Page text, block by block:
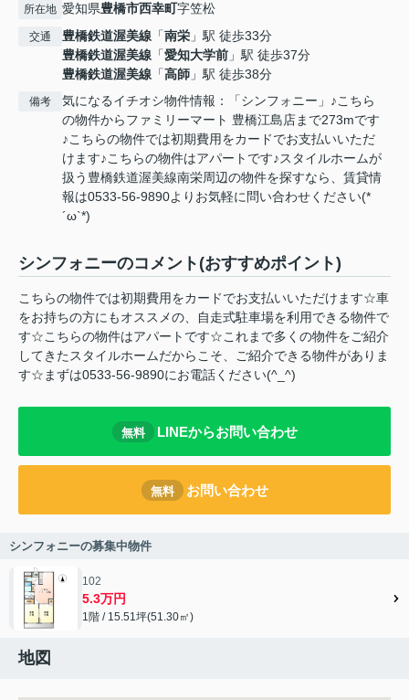
所在地 愛知県豊橋市西幸町字笠松
交通 豊橋鉄道渥美線 「南栄 」駅 徒歩33分
豊橋鉄道渥美線 「愛知大学前 」駅 徒歩37分
豊橋鉄道渥美線 「高師 」駅 徒歩38分
備考
気になるイチオシ物件情報：「シンフォニー」♪こちら
の物件からファミリーマート 豊橋江島店まで273mです
♪こちらの物件では初期費用をカードでお支払いいただ
けます♪こちらの物件はアパートです♪スタイルホームが
扱う豊橋鉄道渥美線南栄周辺の物件を探すなら、賃貸情
報は0533-56-9890よりお気軽に問い合わせください(*
´ω`*)
シンフォニーのコメント(おすすめポイント)
こちらの物件では初期費用をカードでお支払いいただけます☆車
をお持ちの方にもオススメの、自走式駐車場を利用できる物件で
す☆こちらの物件はアパートです☆これまで多くの物件をご紹介
してきたスタイルホームだからこそ、ご紹介できる物件がありま
す☆まずは0533-56-9890にお電話ください(^_^)
無料 LINEからお問い合わせ
無料 お問い合わせ
シンフォニーの募集中物件
102
5.3万円
1階 / 15.51坪(51.30㎡)
地図